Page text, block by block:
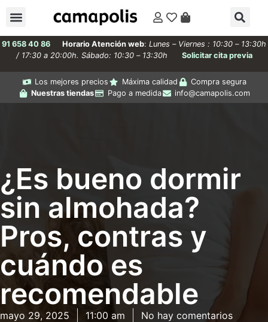
91 658 40 86 Horario Atención web: Lunes – Viernes : 10:30 – 13:30h
/ 17:30 a 20:00h. Sábado: 10:30 – 13:30h
Solicitar cita previa
Los mejores precios Máxima calidad
Compra segura
Nuestras tiendas
Pago a medida info@camapolis.com
¿Es bueno dormir
sin almohada?
Pros, contras y
cuándo es
recomendable
mayo 29, 2025 11:00 am No hay comentarios